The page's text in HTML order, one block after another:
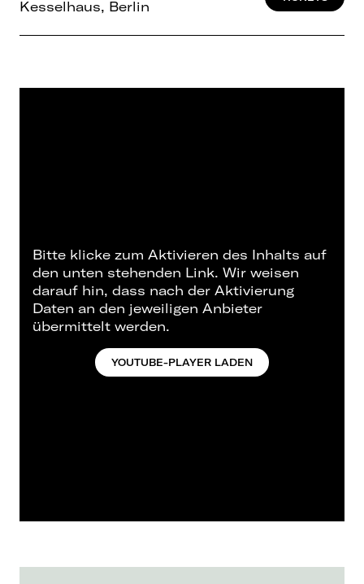
Kesselhaus, Berlin
Bitte klicke zum Aktivieren des Inhalts auf
den unten stehenden Link. Wir weisen
darauf hin, dass nach der Aktivierung
Daten an den jeweiligen Anbieter
übermittelt werden.
YOUTUBE-PLAYER LADEN